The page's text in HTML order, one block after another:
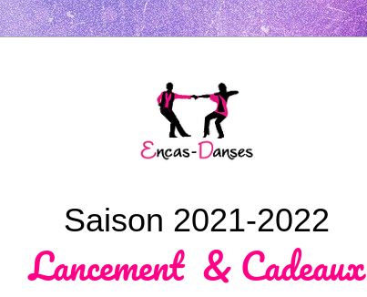
Saison 2021-2022
Lancement & Cadeaux